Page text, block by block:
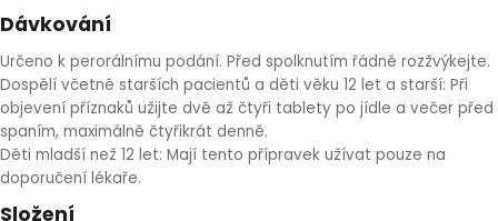
Dávkování
Určeno k perorálnímu podání. Před spolknutím řádně rozžvýkejte.
Dospělí včetně starších pacientů a děti věku 12 let a starší: Při
objevení příznaků užijte dvě až čtyři tablety po jídle a večer před
spaním, maximálně čtyřikrát denně.
Děti mladší než 12 let: Mají tento přípravek užívat pouze na
doporučení lékaře.
Složení